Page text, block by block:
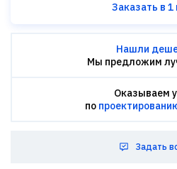
Заказать в 1
Нашли
Мы предложим
Оказываем
по
Задать